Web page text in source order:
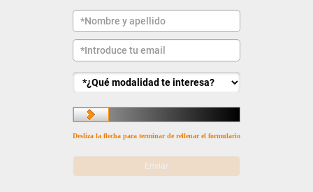
Desliza la flecha para terminar de rellenar el formulario